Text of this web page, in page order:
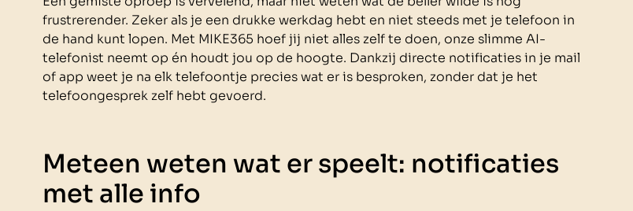
frustrerender. Zeker als je een drukke werkdag hebt en niet steeds met je telefoon in
de hand kunt lopen. Met MIKE365 hoef jij niet alles zelf te doen, onze slimme AI-
telefonist neemt op én houdt jou op de hoogte. Dankzij directe notificaties in je mail
of app weet je na elk telefoontje precies wat er is besproken, zonder dat je het
telefoongesprek zelf hebt gevoerd.
Meteen weten wat er speelt: notificaties
met alle info